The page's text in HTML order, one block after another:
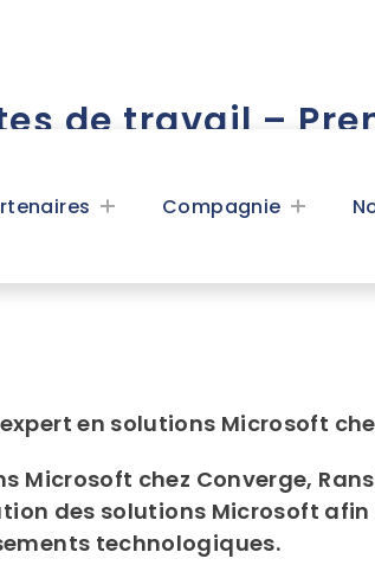
Compagnie
Infrastructure
IA et analyse
Service à la
Demande de service en
Pilotes et manuels
de travail –
investissements
en solutions Microsoft
Microsoft chez Converge,
des solutions Microsoft
technologiques.